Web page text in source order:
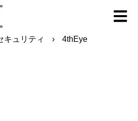
Open
キュリティ 4thEye